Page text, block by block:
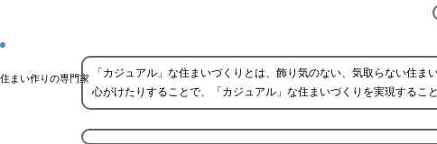
住まい作りの専門家
「カジュアル」な住まいづくりとは、飾り気のない、気取らない住
心がけたりすることで、「カジュアル」な住まいづくりを実現すること